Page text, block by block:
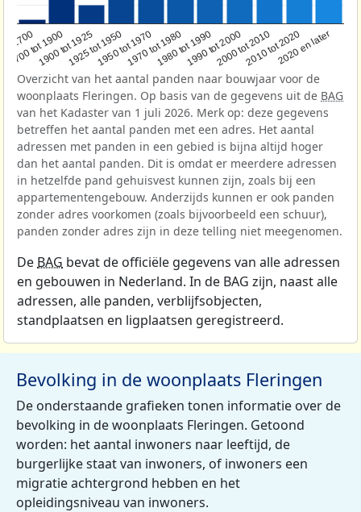
1700
1700 tot 1900
1900 tot 19251925 tot 19501950 tot 19701970 tot 19801980 tot 19901990 tot 20002000 tot 20102010 tot 20202020 en later
Overzicht van het aantal panden naar bouwjaar voor de
woonplaats Fleringen. Op basis van de gegevens uit de BAG
van het Kadaster van 1 juli 2026. Merk op: deze gegevens
betreffen het aantal panden met een adres. Het aantal
adressen met panden in een gebied is bijna altijd hoger
dan het aantal panden. Dit is omdat er meerdere adressen
in hetzelfde pand gehuisvest kunnen zijn, zoals bij een
appartementengebouw. Anderzijds kunnen er ook panden
zonder adres voorkomen (zoals bijvoorbeeld een schuur),
panden zonder adres zijn in deze telling niet meegenomen.
De BAG bevat de officiële gegevens van alle adressen
en gebouwen in Nederland. In de BAG zijn, naast alle
adressen, alle panden, verblijfsobjecten,
standplaatsen en ligplaatsen geregistreerd.
Bevolking in de woonplaats Fleringen
De onderstaande grafieken tonen informatie over de
bevolking in de woonplaats Fleringen. Getoond
worden: het aantal inwoners naar leeftijd, de
burgerlijke staat van inwoners, of inwoners een
migratie achtergrond hebben en het
opleidingsniveau van inwoners.